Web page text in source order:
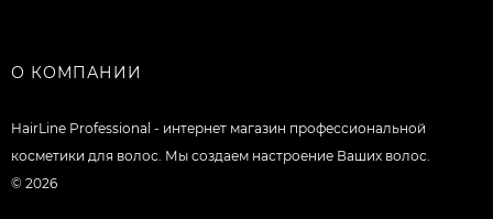
О КОМПАНИИ
HairLine Professional - интернет магазин профессиональной
косметики для волос. Мы создаем настроение Ваших волос.
© 2026